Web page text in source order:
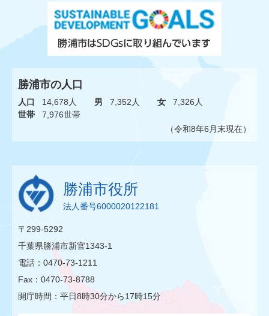
勝浦市の人口
人口 14,678人 男 7,352人 女
7,326人
世帯
7,976世帯
（令和8年6月末現在）
勝浦市役所
法人番号6000020122181
〒299-5292
千葉県勝浦市新官1343-1
電話：0470-73-1211
Fax：0470-73-8788
開庁時間：平日8時30分から17時15分